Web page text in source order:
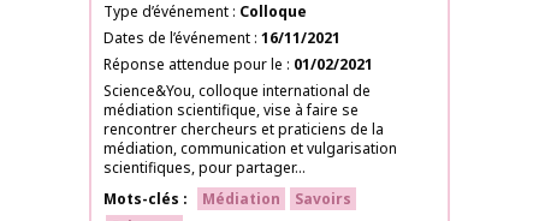
Type d’événement Colloque
Dates de l’événement 16/11/2021
Réponse attendue pour le
01/02/2021
Science&You, colloque international de
médiation scientifique, vise à faire se
rencontrer chercheurs et praticiens de la
médiation, communication et vulgarisation
scientifiques, pour partager...
Mots-clés
Médiation
Savoirs